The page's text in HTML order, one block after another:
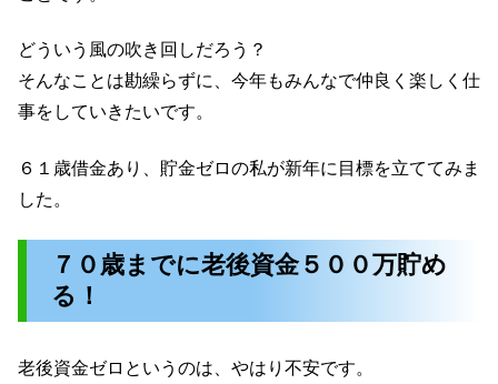
どういう風の吹き回しだろう？
そんなことは勘繰らずに、今年もみんなで仲良く楽しく仕
事をしていきたいです。
６１歳借金あり、貯金ゼロの私が新年に目標を立ててみま
した。
７０歳までに老後資金５００万貯め
る！
老後資金ゼロというのは、やはり不安です。